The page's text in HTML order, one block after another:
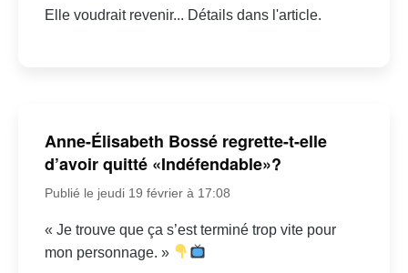
Elle voudrait revenir... Détails dans l'article.
Anne-Élisabeth Bossé regrette-t-elle
d’avoir quitté «Indéfendable»?
Publié le jeudi 19 février à 17:08
« Je trouve que ça s’est terminé trop vite pour
mon personnage. »